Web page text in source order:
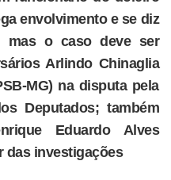
envolvimento e se diz
mas o caso deve ser
Arlindo Chinaglia
MG) na disputa pela
Deputados; também
Eduardo Alves
das investigações